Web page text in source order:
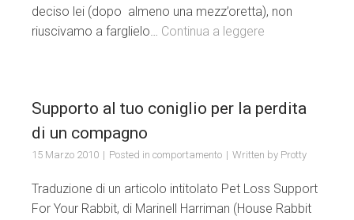
deciso lei (dopo almeno una mezz’oretta), non
riuscivamo a farglielo… Continua a leggere
Supporto al tuo coniglio per la perdita
di un compagno
15 Marzo 2010 Posted in comportamento Written by Protty
Traduzione di un articolo intitolato Pet Loss Support
For Your Rabbit, di Marinell Harriman (House Rabbit